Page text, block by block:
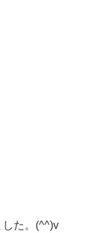
した。(^^)v